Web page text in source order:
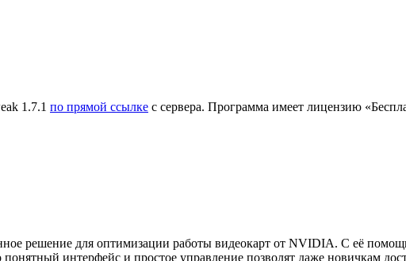
1.7.1 по прямой ссылке с сервера. Программа имеет лицензию
решение для оптимизации работы видеокарт от NVIDIA. С её
интерфейс и простое управление позволят даже новичкам